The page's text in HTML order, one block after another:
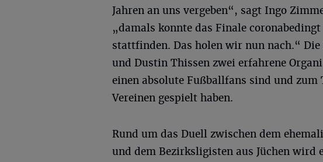
Jahren an uns vergeben“, sagt Ingo
„damals konnte das Finale
stattfinden. Das holen wir nun nach.“
und Dustin Thissen zwei erfahrene
einen absolute Fußballfans sind und
Vereinen gespielt haben.
Rund um das Duell zwischen dem
und dem Bezirksligisten aus Jüchen wird